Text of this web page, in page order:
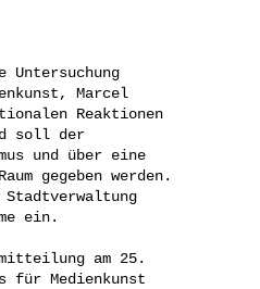
Marcel
Reaktionen
soll der
und über eine
gegeben werden.
ein.
für Medienkunst